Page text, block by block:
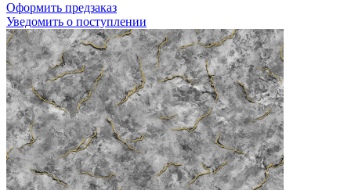
Оформить предзаказ
Уведомить о поступлении